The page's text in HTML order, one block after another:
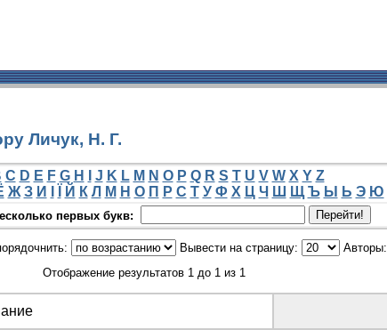
Личук, Н. Г.
C D E F G H J K L M N O P Q R S T U V W X Y Z
Ж З И Й К Л М Н О П Р С Т У Ф Х Ц Ч Ш Щ Ъ Ы Ь Э Ю
первых букв:
Вывести на страницу:
Авторы:
Отображение результатов 1 до 1 из 1